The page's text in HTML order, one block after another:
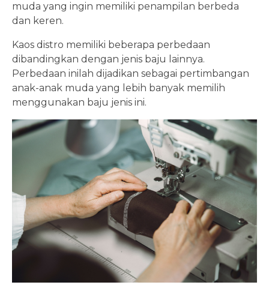
muda yang ingin memiliki penampilan berbeda
dan keren.
Kaos distro memiliki beberapa perbedaan
dibandingkan dengan jenis baju lainnya.
Perbedaan inilah dijadikan sebagai pertimbangan
anak-anak muda yang lebih banyak memilih
menggunakan baju jenis ini.